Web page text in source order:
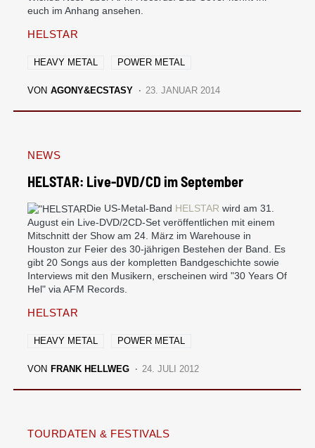
euch im Anhang ansehen.
HELSTAR
HEAVY METAL POWER METAL
VON AGONY&ECSTASY 23. JANUAR 2014
NEWS
HELSTAR: Live-DVD/CD im September
Die US-Metal-Band HELSTAR wird am 31.
August ein Live-DVD/2CD-Set veröffentlichen mit einem
Mitschnitt der Show am 24. März im Warehouse in
Houston zur Feier des 30-jährigen Bestehen der Band. Es
gibt 20 Songs aus der kompletten Bandgeschichte sowie
Interviews mit den Musikern, erscheinen wird "30 Years Of
Hel" via AFM Records.
HELSTAR
HEAVY METAL POWER METAL
VON FRANK HELLWEG 24. JULI 2012
TOURDATEN & FESTIVALS